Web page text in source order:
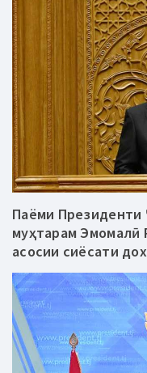
Паёми Президенти
муҳтарам Эмомалӣ
асосии сиёсати